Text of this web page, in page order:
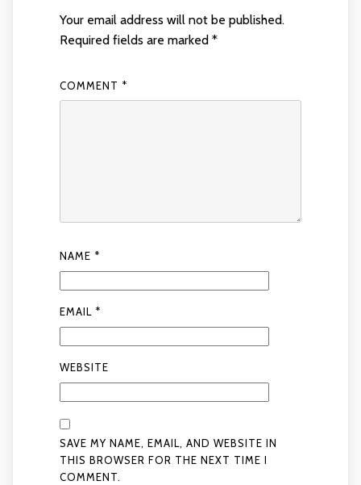
Your email address will not be published.
Required fields are marked*
COMMENT *
NAME *
EMAIL *
WEBSITE
SAVE MY NAME, EMAIL, AND WEBSITE IN
THIS BROWSER FOR THE NEXT TIME I
COMMENT.